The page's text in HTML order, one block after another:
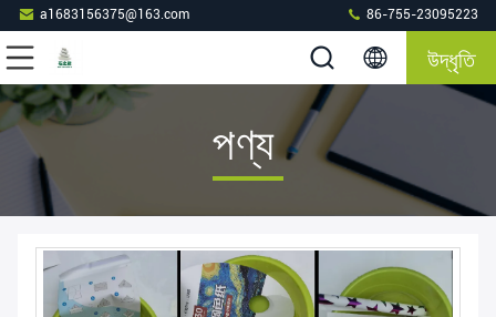
a1683156375@163.com 86-755-23095223
উদ্ধৃতি
পণ্য